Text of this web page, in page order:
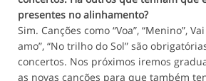
presentes no alinhamento?
Sim. Canções como “Voa”, “Menino”,
amo”, “No trilho do Sol” são
concertos. Nos próximos iremos
as novas canções para que também